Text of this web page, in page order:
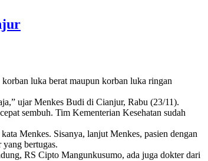
luka berat maupun korban luka ringan
ujar Menkes Budi di Cianjur, Rabu (23/11).
sembuh. Tim Kementerian Kesehatan sudah
Menkes. Sisanya, lanjut Menkes, pasien dengan
bertugas.
RS Cipto Mangunkusumo, ada juga dokter dari